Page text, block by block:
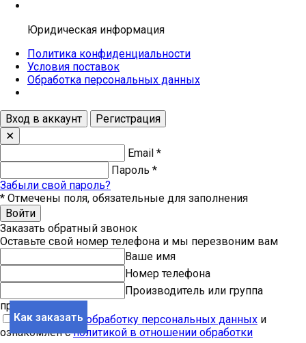
Как заказать
Юридическая информация
Политика конфиденциальности
Условия поставок
Обработка персональных данных
Вход в аккаунт
Регистрация
✕
Email *
Пароль *
Забыли свой пароль?
* Отмечены поля, обязательные для заполнения
Войти
Заказать обратный звонок
Оставьте свой номер телефона и мы перезвоним вам
Ваше имя
Номер телефона
Производитель или группа
продукции
Я согласен на обработку персональных данных и
ознакомлен сполитикой в отношении обработки